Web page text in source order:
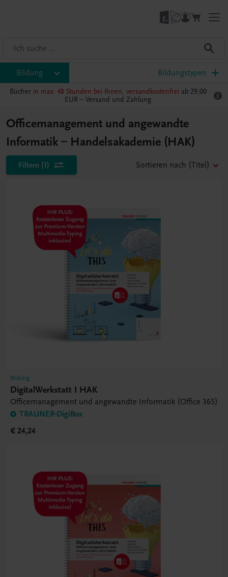
Bildung Bildungstypen
Bücher in max. 48 Stunden bei Ihnen, versandkostenfrei ab 29,00
EUR – Versand und Zahlung
Officemanagement und angewandte
Informatik – Handelsakademie (HAK)
Filtern (1) Sortieren nach (Titel)
Bildung
DigitalWerkstatt I HAK
Officemanagement und angewandte Informatik (Office 365)
TRAUNER-DigiBox
€ 24,24